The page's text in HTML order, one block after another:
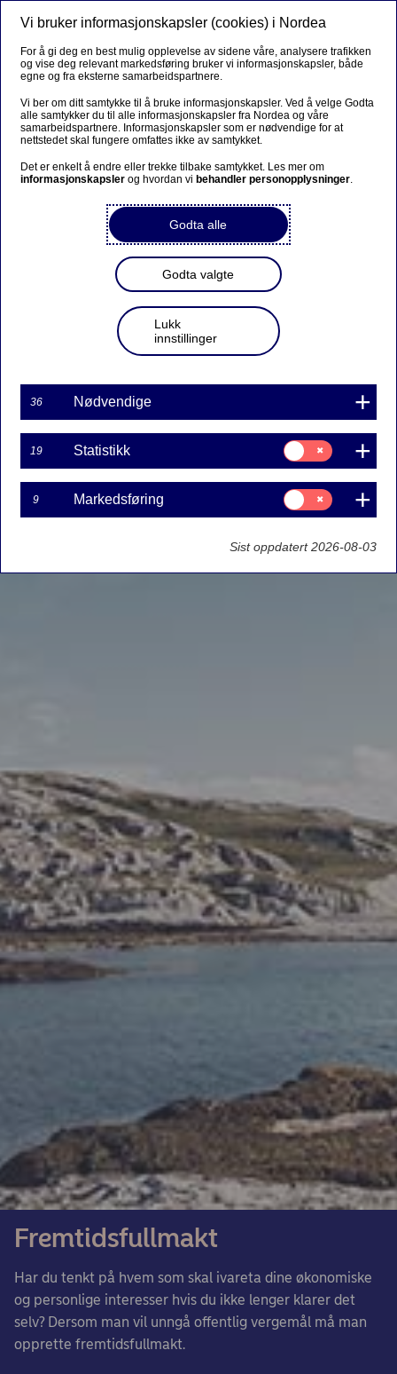
Fremtidsfullmakt
Har du tenkt på hvem som skal ivareta dine økonomiske
og personlige interesser hvis du ikke lenger klarer det
selv? Dersom man vil unngå offentlig vergemål må man
opprette fremtidsfullmakt.
Vi bruker informasjonskapsler (cookies) i Nordea
For å gi deg en best mulig opplevelse av sidene våre, analysere trafikken
og vise deg relevant markedsføring bruker vi informasjonskapsler, både
egne og fra eksterne samarbeidspartnere.
Vi ber om ditt samtykke til å bruke informasjonskapsler. Ved å velge Godta
alle samtykker du til alle informasjonskapsler fra Nordea og våre
samarbeidspartnere. Informasjonskapsler som er nødvendige for at
nettstedet skal fungere omfattes ikke av samtykket.
Det er enkelt å endre eller trekke tilbake samtykket. Les mer om
informasjonskapsler og hvordan vi behandler personopplysninger.
Godta alle
Godta valgte
Lukk
innstillinger
36 Nødvendige
19 Statistikk
Samtykke
til:
Statistikk
9 Markedsføring
Samtykke
til:
Markedsføring
Sist oppdatert 2026-08-03